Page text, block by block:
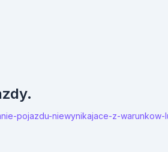
pojazdu-niewynikajace-z-